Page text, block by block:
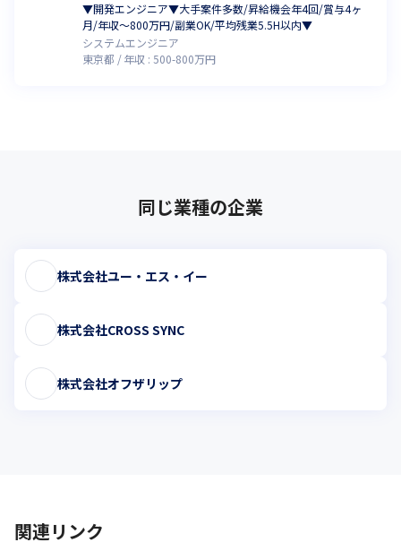
▼開発エンジニア▼大手案件多数/昇給機会年4回/賞与4ヶ
月/年収～800万円/副業OK/平均残業5.5H以内▼
システムエンジニア
東京都
年収 :500-800万円
同じ業種の企業
株式会社ユー・エス・イー
株式会社CROSS SYNC
株式会社オフザリップ
関連リンク